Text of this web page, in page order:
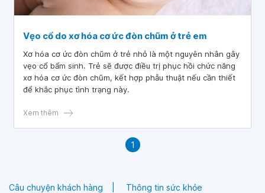
Vẹo cổ do xơ hóa cơ ức đòn chũm ở trẻ em
Xơ hóa cơ ức đòn chũm ở trẻ nhỏ là một nguyên nhân gây
vẹo cổ bẩm sinh. Trẻ sẽ được điều trị phục hồi chức năng
xơ hóa cơ ức đòn chũm, kết hợp phẫu thuật nếu cần thiết
để khắc phục tình trạng này.
Xem thêm
1
Câu chuyện khách hàng Thông tin sức khỏe